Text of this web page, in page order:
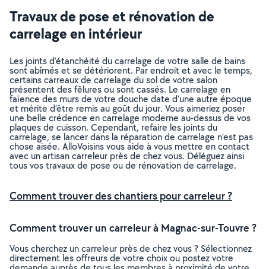
Travaux de pose et rénovation de
carrelage en intérieur
Les joints d’étanchéité du carrelage de votre salle de bains
sont abîmés et se détériorent. Par endroit et avec le temps,
certains carreaux de carrelage du sol de votre salon
présentent des fêlures ou sont cassés. Le carrelage en
faïence des murs de votre douche date d’une autre époque
et mérite d’être remis au goût du jour. Vous aimeriez poser
une belle crédence en carrelage moderne au-dessus de vos
plaques de cuisson. Cependant, refaire les joints du
carrelage, se lancer dans la réparation de carrelage n’est pas
chose aisée. AlloVoisins vous aide à vous mettre en contact
avec un artisan carreleur près de chez vous. Déléguez ainsi
tous vos travaux de pose ou de rénovation de carrelage.
Comment trouver des chantiers pour carreleur ?
Comment trouver un carreleur à Magnac-sur-Touvre ?
Vous cherchez un carreleur près de chez vous ? Sélectionnez
directement les offreurs de votre choix ou postez votre